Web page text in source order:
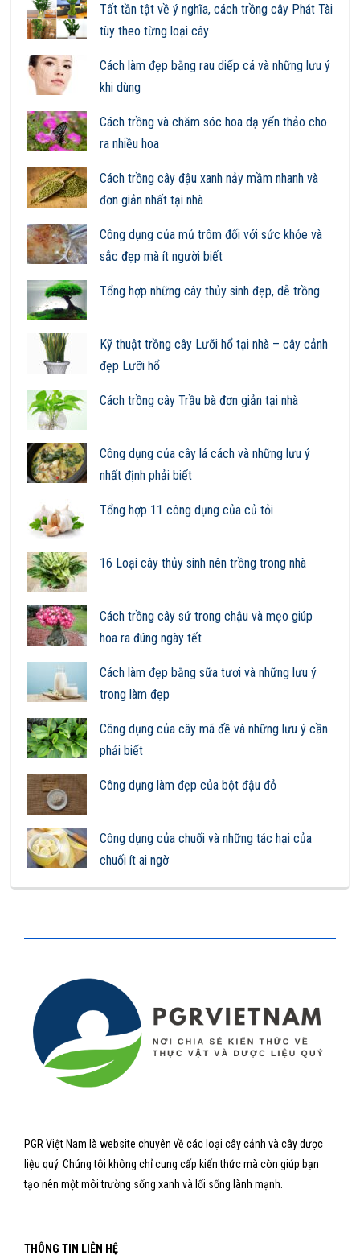
Tất tần tật về ý nghĩa, cách trồng cây Phát Tài
tùy theo từng loại cây
Cách làm đẹp bằng rau diếp cá và những lưu ý
khi dùng
Cách trồng và chăm sóc hoa dạ yến thảo cho
ra nhiều hoa
Cách trồng cây đậu xanh nảy mầm nhanh và
đơn giản nhất tại nhà
Công dụng của mủ trôm đối với sức khỏe và
sắc đẹp mà ít người biết
Tổng hợp những cây thủy sinh đẹp, dễ trồng
Kỹ thuật trồng cây Lưỡi hổ tại nhà – cây cảnh
đẹp Lưỡi hổ
Cách trồng cây Trầu bà đơn giản tại nhà
Công dụng của cây lá cách và những lưu ý
nhất định phải biết
Tổng hợp 11 công dụng của củ tỏi
16 Loại cây thủy sinh nên trồng trong nhà
Cách trồng cây sứ trong chậu và mẹo giúp
hoa ra đúng ngày tết
Cách làm đẹp bằng sữa tươi và những lưu ý
trong làm đẹp
Công dụng của cây mã đề và những lưu ý cần
phải biết
Công dụng làm đẹp của bột đậu đỏ
Công dụng của chuối và những tác hại của
chuối ít ai ngờ
PGR Việt Nam là website chuyên về các loại cây cảnh và cây dược
liệu quý. Chúng tôi không chỉ cung cấp kiến thức mà còn giúp bạn
tạo nên một môi trường sống xanh và lối sống lành mạnh.
THÔNG TIN LIÊN HỆ